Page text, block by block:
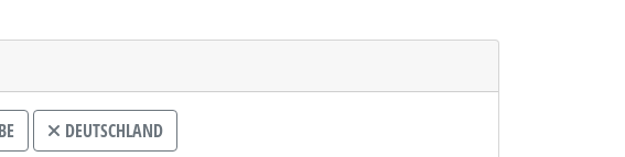
DEUTSCHLAND